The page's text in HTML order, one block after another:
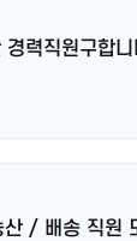
력직원구합니
/ 배송 직원